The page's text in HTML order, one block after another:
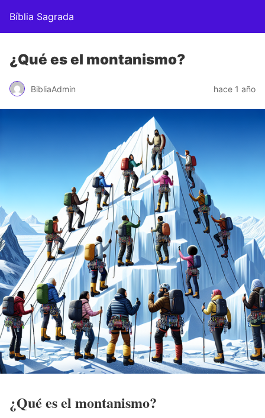
Bíblia Sagrada
¿Qué es el montanismo?
BibliaAdmin hace 1 año
¿Qué es el montanismo?